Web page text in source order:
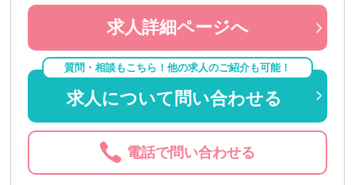
求人詳細ページへ
質問・相談もこちら！他の求人のご紹介も可能！
求人について問い合わせる
電話で問い合わせる